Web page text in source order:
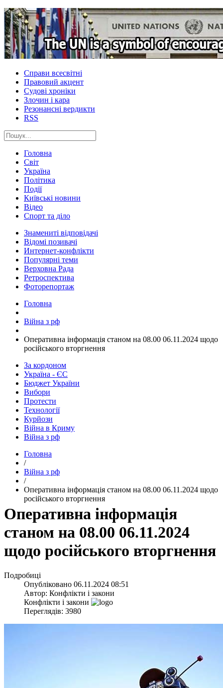
Справи всесвітні
Правовий акцент
Судові хроніки
Злочин і кара
Резонансні вердикти
RSS
Головна
Світ
Україна
Політика
Події
Київські новини
Відео
Спорт та діло
Знамениті відповідачі
Відомі позивачі
Интернет-конфлікти
Популярні теми
Верховна Рада
Ретроспектива
Фоторепортаж
Головна
Війна з рф
​Оперативна інформація станом на 08.00 06.11.2024 щодо
російського вторгнення
За кордоном
Україна - ЄС
Бюджет України
Вибори
Протести
Технології
Курйози
Війна в Криму
Війна з рф
Головна
/
Війна з рф
/
​Оперативна інформація станом на 08.00 06.11.2024 щодо
російського вторгнення
​Оперативна інформація
станом на 08.00 06.11.2024
щодо російського вторгнення
Подробиці
Опубліковано 06.11.2024 08:51
Автор: Конфлікти і закони
Конфлікти і закони
Переглядів: 3980